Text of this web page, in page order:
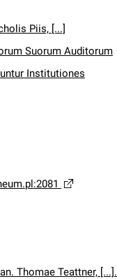
Piis, [...]
Suorum Auditorum
Institutiones
Thomae Teattner, [...].